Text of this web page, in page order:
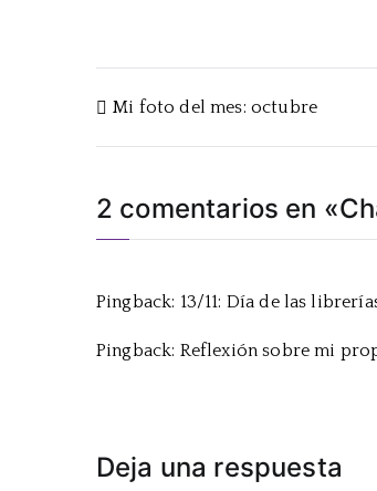
Navegación
de
entradas
Mi foto del mes: octubre
2 comentarios en «
Pingback: 13/11: Día de las
Pingback: Reflexión sobre mi
Deja una respuesta